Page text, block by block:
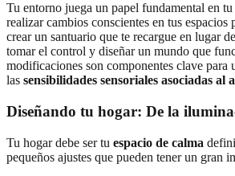
Tu entorno juega un papel fundamental en
realizar cambios conscientes en tus espacios
crear un santuario que te recargue en lugar
tomar el control y diseñar un mundo que
modificaciones son componentes clave para
las sensibilidades sensoriales asociadas al
Diseñando tu hogar: De la
Tu hogar debe ser tu espacio de calma
pequeños ajustes que pueden tener un gran